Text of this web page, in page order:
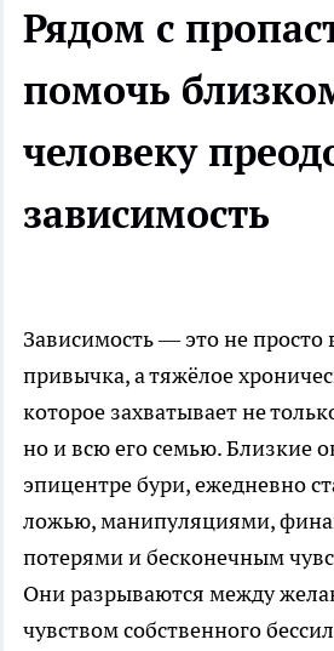
Рядом с
помочь
человеку
зависимость
Зависимость — это не просто
привычка, а тяжёлое
которое захватывает не
но и всю его семью. Близкие
эпицентре бури, ежедневно
ложью, манипуляциями,
потерями и бесконечным
Они разрываются между
чувством собственного